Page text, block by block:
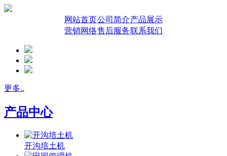
网站首页公司简介产品展示
营销网络售后服务联系我们
更多..
产品中心
开沟培土机